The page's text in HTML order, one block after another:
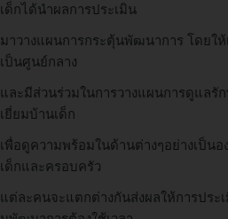
เด็กได้นำผลการประเมิน
มาวางแผนการกระตุ้นพัฒนาการ โดยใ
เป็นศูนย์กลาง
และมีส่วนร่วมในการวางแผนการดูแล
เยี่ยมบ้านเด็ก
เพื่อดูความพร้อมในด้านต่างๆอย่างเป็น
เด็กและครอบครัว
แต่ละคนจะแตกต่างกันส่งผลให้การประ